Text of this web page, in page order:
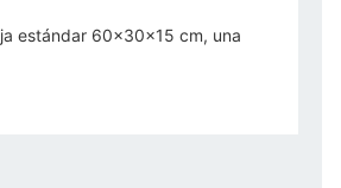
estándar 60x30x15 cm, una